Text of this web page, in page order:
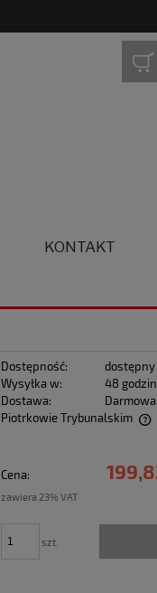
KONTAKT
Dostępność:
dostępny
Wysyłka w:
48 godzin
Dostawa:
Piotrkowie Trybunalskim
Cena:
zawiera 23% VAT
szt.